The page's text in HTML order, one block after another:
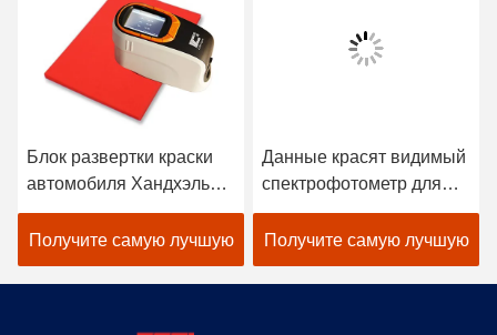
Блок развертки краски
автомобиля Хандхэльд
спектрофотометра
цветометра Лигхтвайгх
атомный
Получите самую лучшую
Данные красят видимый
спектрофотометр для
подбора цветов ткани в
черноте
Получите самую лучшую